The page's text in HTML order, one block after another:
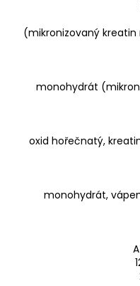
(mikronizovaný
monohydrát
oxid hořečnatý,
monohydrát,